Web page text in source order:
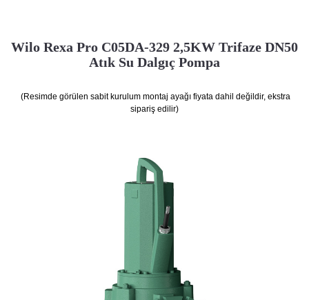
Wilo Rexa Pro C05DA-329 2,5KW Trifaze DN50
Atık Su Dalgıç Pompa
(Resimde görülen sabit kurulum montaj ayağı fiyata dahil değildir, ekstra
sipariş edilir)